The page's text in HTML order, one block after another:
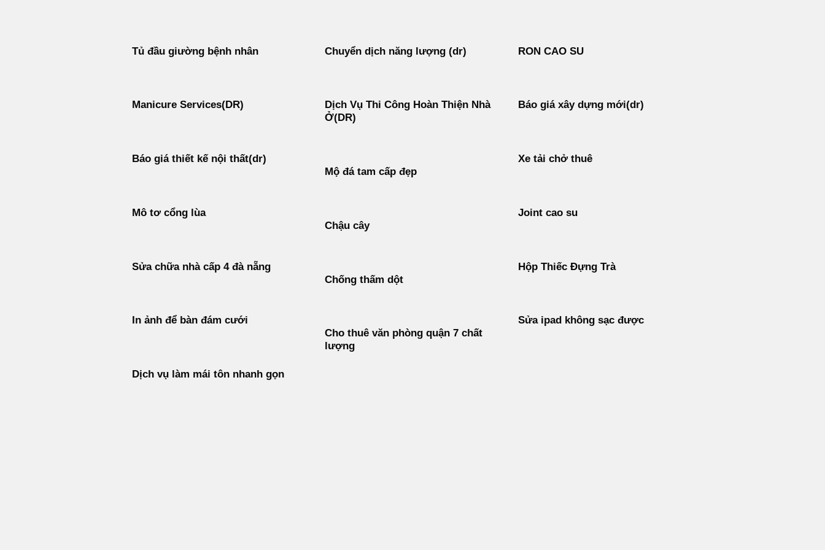
Tủ đầu giường bệnh nhân Chuyển dịch năng lượng (dr) RON CAO SU
Manicure Services(DR)
Dịch Vụ Thi Công Hoàn Thiện Nhà
Ở(DR)
Báo giá xây dựng mới(dr)
Báo giá thiết kế nội thất(dr)
Xe tải chở thuê
Mộ đá tam cấp đẹp
Mô tơ cổng lùa
Joint cao su
Chậu cây
Sửa chữa nhà cấp 4 đà nẵng
Hộp Thiếc Đựng Trà
Chống thấm dột
In ảnh để bàn đám cưới
Sửa ipad không sạc được
Cho thuê văn phòng quận 7 chất
lượng
Dịch vụ làm mái tôn nhanh gọn